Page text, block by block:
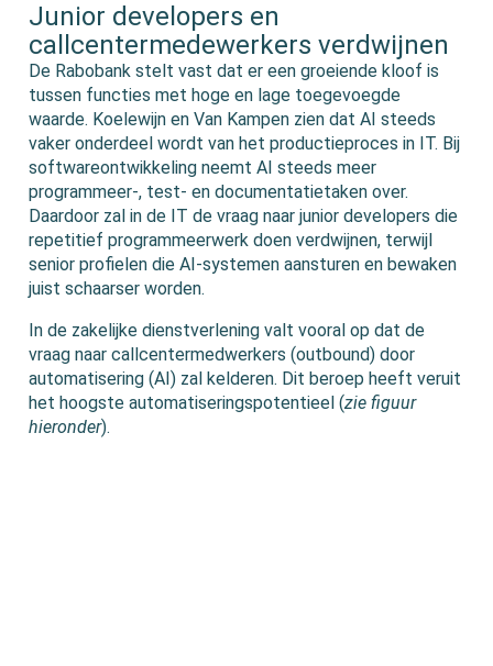
Junior developers en
callcentermedewerkers verdwijnen
De Rabobank stelt vast dat er een groeiende kloof is
tussen functies met hoge en lage toegevoegde
waarde. Koelewijn en Van Kampen zien dat AI steeds
vaker onderdeel wordt van het productieproces in IT. Bij
softwareontwikkeling neemt AI steeds meer
programmeer-, test- en documentatietaken over.
Daardoor zal in de IT de vraag naar junior developers die
repetitief programmeerwerk doen verdwijnen, terwijl
senior profielen die AI-systemen aansturen en bewaken
juist schaarser worden.
In de zakelijke dienstverlening valt vooral op dat de
vraag naar callcentermedwerkers (outbound) door
automatisering (AI) zal kelderen. Dit beroep heeft veruit
het hoogste automatiseringspotentieel (zie figuur
hieronder).